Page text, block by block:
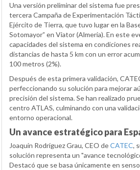
Una versión preliminar del sistema fue
tercera Campaña de Experimentación
Ejército de Tierra, que tuvo lugar en la
Sotomayor” en Viator (Almería). En este
capacidades del sistema en condiciones
distancias de hasta 5 km con un error
100 metros (2%).
Después de esta primera validación,
perfeccionando su solución para mejorar
precisión del sistema. Se han realizado
centro ATLAS, culminando con una
entorno operacional.
Un avance estratégico para
Joaquín Rodríguez Grau, CEO deCATEC,
solución representa un "avance
Destacó que se basa únicamente en